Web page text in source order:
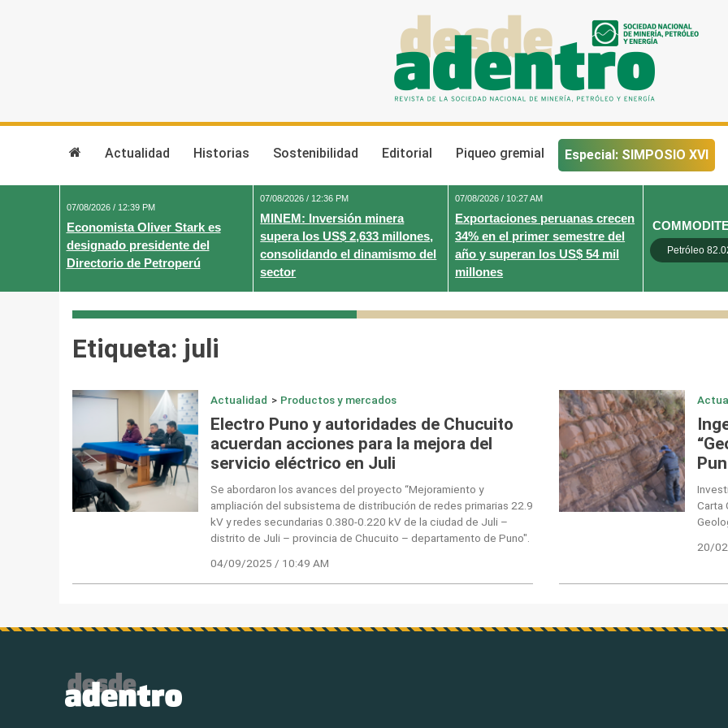
Actualidad Historias Sostenibilidad Editorial Piqueo gremial Especial: SIMPOSIO XVI
07/08/2026 / 12:39 PM
Economista Oliver Stark es
designado presidente del
Directorio de Petroperú
07/08/2026 / 12:36 PM
MINEM: Inversión minera
supera los US$ 2,633 millones,
consolidando el dinamismo del
sector
07/08/2026 / 10:27 AM
Exportaciones peruanas crecen
34% en el primer semestre del
año y superan los US$ 54 mil
millones
Petróleo
Etiqueta: juli
Actualidad > Productos y mercados
Electro Puno y autoridades de Chucuito
acuerdan acciones para la mejora del
servicio eléctrico en Juli
Se abordaron los avances del proyecto “Mejoramiento y
ampliación del subsistema de distribución de redes primarias 22.9
kV y redes secundarias 0.380-0.220 kV de la ciudad de Juli –
distrito de Juli – provincia de Chucuito – departamento de Puno".
04/09/2025 / 10:49 AM
Carta
20/